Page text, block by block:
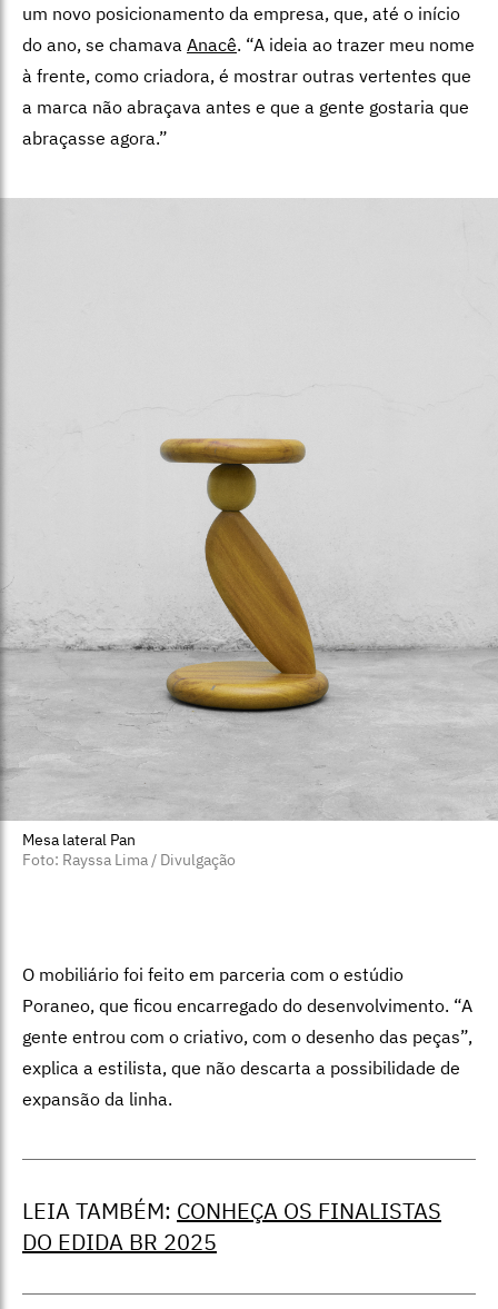
um novo posicionamento da empresa, que, até o início
do ano, se chamava Anacê. “A ideia ao trazer meu nome
à frente, como criadora, é mostrar outras vertentes que
a marca não abraçava antes e que a gente gostaria que
abraçasse agora.”
Mesa lateral Pan
Foto: Rayssa Lima / Divulgação
O mobiliário foi feito em parceria com o estúdio
Poraneo, que ficou encarregado do desenvolvimento. “A
gente entrou com o criativo, com o desenho das peças”,
explica a estilista, que não descarta a possibilidade de
expansão da linha.
LEIA TAMBÉM: CONHEÇA OS FINALISTAS
DO EDIDA BR 2025